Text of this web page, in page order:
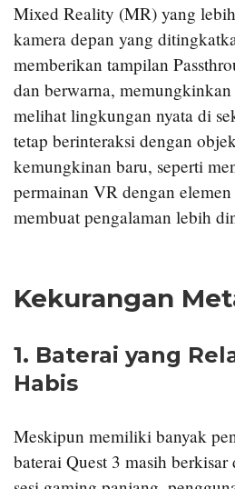
Mixed Reality (MR) yang
kamera depan yang
memberikan tampilan
dan berwarna,
melihat lingkungan nyata di
tetap berinteraksi dengan
kemungkinan baru, seperti
permainan VR dengan
membuat pengalaman lebih
Kekurangan
1. Baterai yang
Habis
Meskipun memiliki banyak
baterai Quest 3 masih